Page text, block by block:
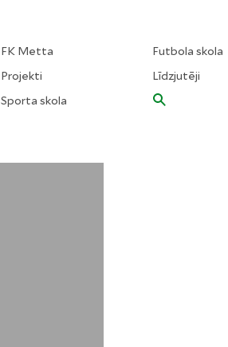
FK Metta
Projekti
Sporta skola
Futbola skola
Līdzjutēji